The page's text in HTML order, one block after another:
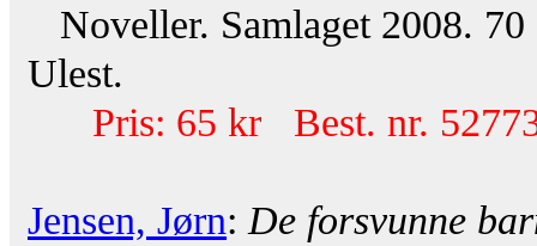
Noveller. Samlaget 2008.
Ulest.
Pris: 65 kr Best. nr.
Jensen, Jørn: De forsvunne